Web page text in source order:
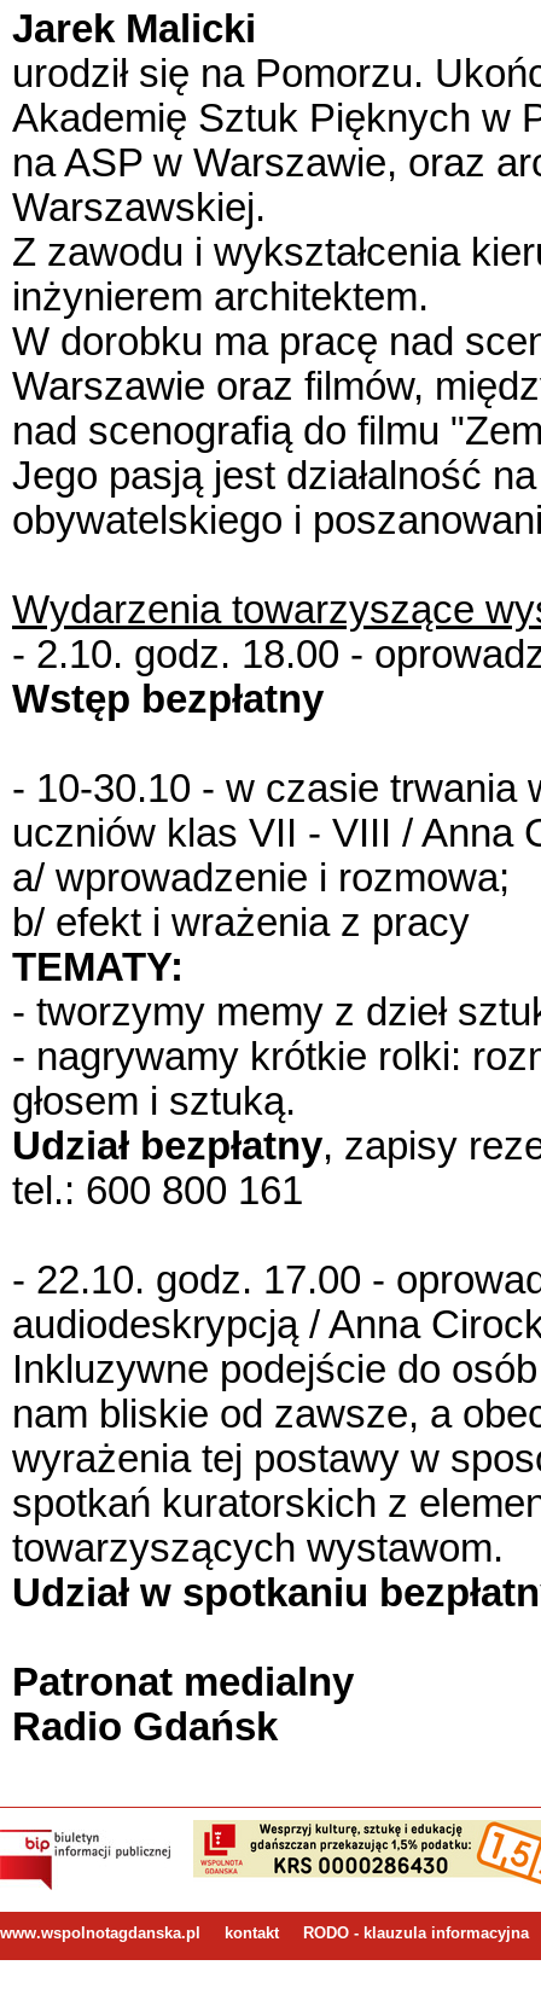
Jarek Malicki
urodził się na Pomorzu.
Akademię Sztuk Pięknych w
na ASP w Warszawie, oraz
Warszawskiej.
Z zawodu i wykształcenia
inżynierem architektem.
W dorobku ma pracę nad
Warszawie oraz filmów,
nad scenografią do filmu
Jego pasją jest działalność
obywatelskiego i
Wydarzenia towarzyszące
- 2.10. godz. 18.00 -
Wstęp bezpłatny
- 10-30.10 - w czasie trwania
uczniów klas VII - VIII / Anna
a/ wprowadzenie i rozmowa;
b/ efekt i wrażenia z pracy
TEMATY:
- tworzymy memy z dzieł
- nagrywamy krótkie rolki:
głosem i sztuką.
Udział bezpłatny, zapisy
tel.: 600 800 161
- 22.10. godz. 17.00 -
audiodeskrypcją / Anna
Inkluzywne podejście do
nam bliskie od zawsze, a
wyrażenia tej postawy w
spotkań kuratorskich z
towarzyszących wystawom.
Udział w spotkaniu
Patronat medialny
Radio Gdańsk
www.wspolnotagdanska.pl kontakt RODO - klauzula informacyjna